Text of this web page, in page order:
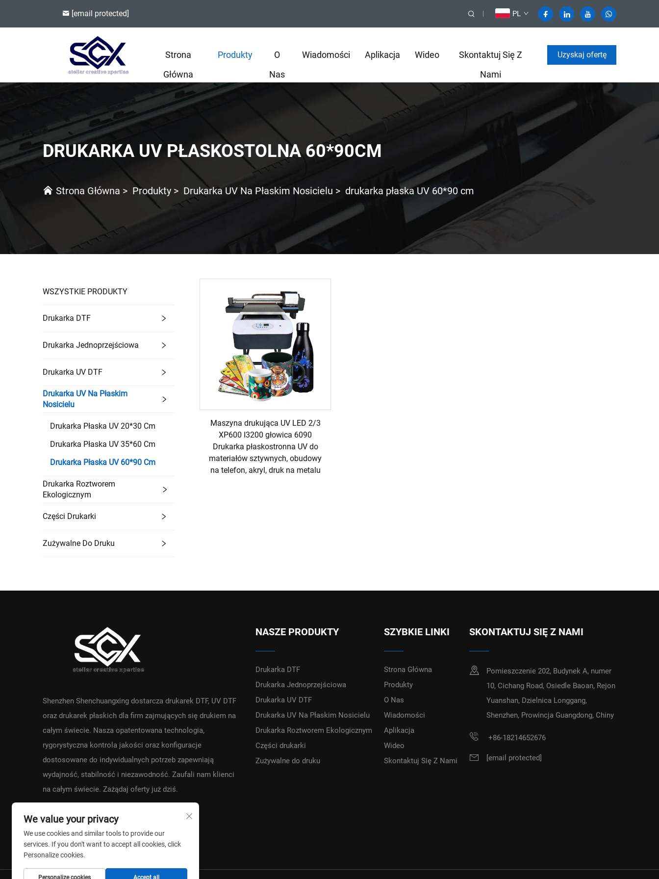
[email protected] PL
Strona
Główna
Produkty
O
Nas
Wiadomości Aplikacja Wideo
Skontaktuj Się Z
Nami
Uzyskaj ofertę
DRUKARKA UV PŁASKOSTOLNA 60*90CM
Strona Główna > Produkty > Drukarka UV Na Płaskim Nosicielu > drukarka płaska UV 60*90 cm
WSZYSTKIE PRODUKTY
Drukarka DTF
Drukarka Jednoprzejściowa
Drukarka UV DTF
Drukarka UV Na Płaskim
Nosicielu
Drukarka Płaska UV 20*30 Cm
Drukarka Płaska UV 35*60 Cm
Drukarka Płaska UV 60*90 Cm
Drukarka Roztworem
Ekologicznym
Części Drukarki
Zużywalne Do Druku
Maszyna drukująca UV LED 2/3
XP600 I3200 głowica 6090
Drukarka płaskostronna UV do
materiałów sztywnych, obudowy
na telefon, akryl, druk na metalu
Shenzhen Shenchuangxing dostarcza drukarek DTF, UV DTF
oraz drukarek płaskich dla firm zajmujących się drukiem na
całym świecie. Nasza opatentowana technologia,
rygorystyczna kontrola jakości oraz konfiguracje
dostosowane do indywidualnych potrzeb zapewniają
wydajność, stabilność i niezawodność. Zaufali nam klienci
na całym świecie. Zażądaj oferty już dziś.
NASZE PRODUKTY
Drukarka DTF
Drukarka Jednoprzejściowa
Drukarka UV DTF
Drukarka UV Na Płaskim Nosicielu
Drukarka Roztworem Ekologicznym
Części drukarki
Zużywalne do druku
SZYBKIE LINKI
Strona Główna
Produkty
O Nas
Wiadomości
Aplikacja
Wideo
Skontaktuj Się Z Nami
SKONTAKTUJ SIĘ Z NAMI
Pomieszczenie 202, Budynek A, numer
10, Cichang Road, Osiedle Baoan, Rejon
Yuanshan, Dzielnica Longgang,
Shenzhen, Prowincja Guangdong, Chiny
+86-18214652676
[email protected]
We value your privacy
We use cookies and similar tools to provide our
services. If you don't want to accept all cookies, click
Personalize cookies.
Personalize cookies Accept all